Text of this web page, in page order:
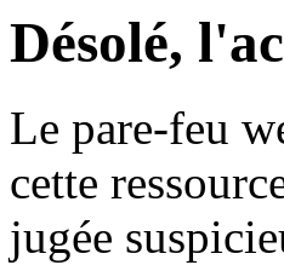
Désolé,
Le pare-feu
cette
jugée